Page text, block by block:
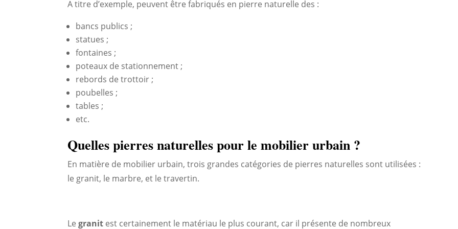
A titre d’exemple, peuvent être fabriqués en pierre naturelle des :
bancs publics ;
statues ;
fontaines ;
poteaux de stationnement ;
rebords de trottoir ;
poubelles ;
tables ;
etc.
Quelles pierres naturelles pour le mobilier urbain ?
En matière de mobilier urbain, trois grandes catégories de pierres naturelles sont utilisées :
le granit, le marbre, et le travertin.
Le granit est certainement le matériau le plus courant, car il présente de nombreux